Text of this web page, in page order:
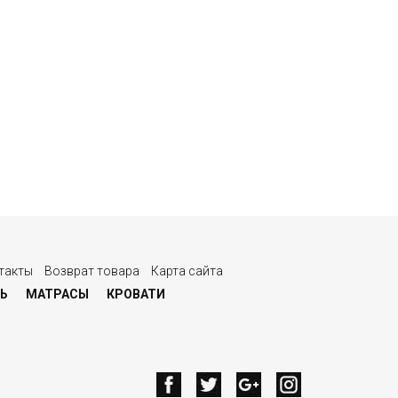
Возврат товара
Карта сайта
МАТРАСЫ КРОВАТИ